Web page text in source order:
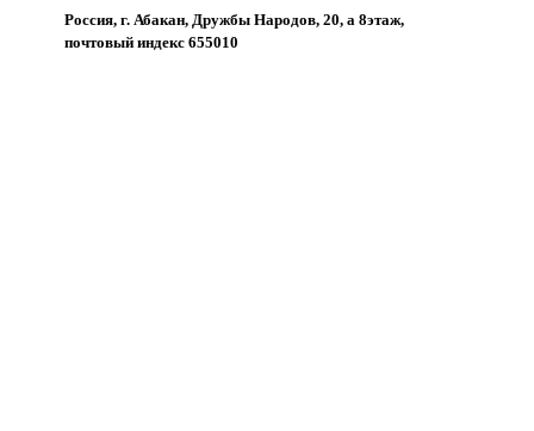
Россия, г. Абакан, Дружбы Народов, 20, а 8этаж,
почтовый индекс 655010